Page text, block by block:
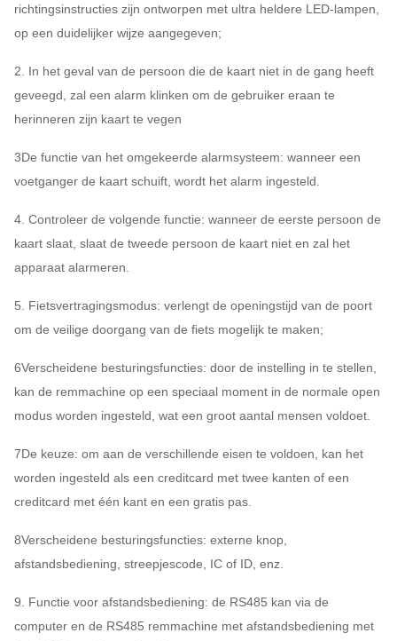
richtingsinstructies zijn ontworpen met ultra heldere LED-lampen,
op een duidelijker wijze aangegeven;
2. In het geval van de persoon die de kaart niet in de gang heeft
geveegd, zal een alarm klinken om de gebruiker eraan te
herinneren zijn kaart te vegen
3De functie van het omgekeerde alarmsysteem: wanneer een
voetganger de kaart schuift, wordt het alarm ingesteld.
4. Controleer de volgende functie: wanneer de eerste persoon de
kaart slaat, slaat de tweede persoon de kaart niet en zal het
apparaat alarmeren.
5. Fietsvertragingsmodus: verlengt de openingstijd van de poort
om de veilige doorgang van de fiets mogelijk te maken;
6Verscheidene besturingsfuncties: door de instelling in te stellen,
kan de remmachine op een speciaal moment in de normale open
modus worden ingesteld, wat een groot aantal mensen voldoet.
7De keuze: om aan de verschillende eisen te voldoen, kan het
worden ingesteld als een creditcard met twee kanten of een
creditcard met één kant en een gratis pas.
8Verscheidene besturingsfuncties: externe knop,
afstandsbediening, streepjescode, IC of ID, enz.
9. Functie voor afstandsbediening: de RS485 kan via de
computer en de RS485 remmachine met afstandsbediening met